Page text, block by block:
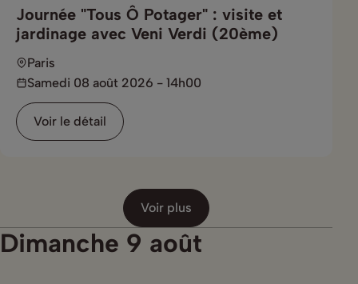
Journée "Tous Ô Potager" : visite et
jardinage avec Veni Verdi (20ème)
Paris
Samedi 08 août 2026 - 14h00
Voir le détail
Voir plus
Dimanche 9 août